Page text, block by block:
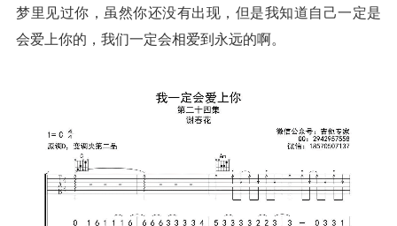
梦里见过你，虽然你还没有出现，但是我知道自己一定是
会爱上你的，我们一定会相爱到永远的啊。